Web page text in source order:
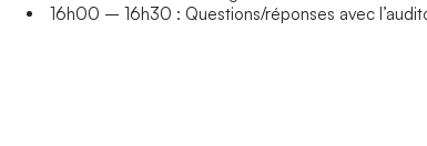
16h00 – 16h30 : Questions/réponses avec